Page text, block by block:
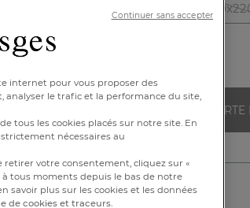
200x200cm
Drap 1 à 2 pers.
internet pour vous proposer des
analyser le trafic et la performance du site,
tous les cookies placés sur notre site. En
nécessaires au
retirer votre consentement, cliquez sur «
à tous moments depuis le bas de notre
savoir plus sur les cookies et les données
de cookies et traceurs.
Continuer sans accepter